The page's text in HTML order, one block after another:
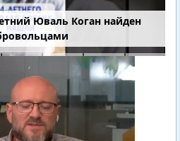
Юваль Коган найден